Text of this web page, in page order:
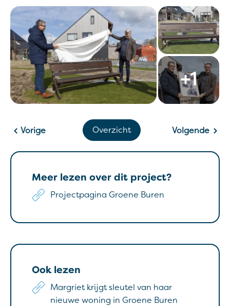
Volgende
Overzicht
Vorige
Meer lezen over dit project?
Projectpagina Groene Buren
Ook lezen
Margriet krijgt sleutel van haar
nieuwe woning in Groene Buren